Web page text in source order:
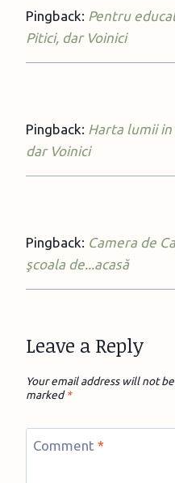
Pingback: Pentru
Pitici, dar Voinici
Pingback: Harta lumii
dar Voinici
Pingback: Camera de
şcoala de...acasă
Leave a Reply
Your email address will not
marked*
Comment *